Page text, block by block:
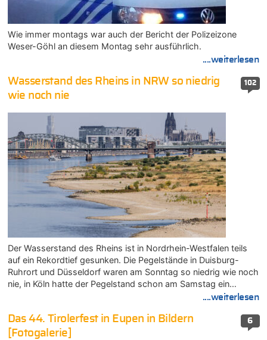
Wie immer montags war auch der Bericht der Polizeizone
Weser-Göhl an diesem Montag sehr ausführlich.
....weiterlesen
102
Wasserstand des Rheins in NRW so niedrig
wie noch nie
Der Wasserstand des Rheins ist in Nordrhein-Westfalen teils
auf ein Rekordtief gesunken. Die Pegelstände in Duisburg-
Ruhrort und Düsseldorf waren am Sonntag so niedrig wie noch
nie, in Köln hatte der Pegelstand schon am Samstag ein…
....weiterlesen
6
Das 44. Tirolerfest in Eupen in Bildern
[Fotogalerie]